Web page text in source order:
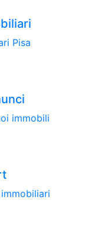
Pisa
immobili